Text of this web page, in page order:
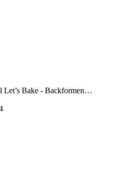
Let’s Bake - Backformen…